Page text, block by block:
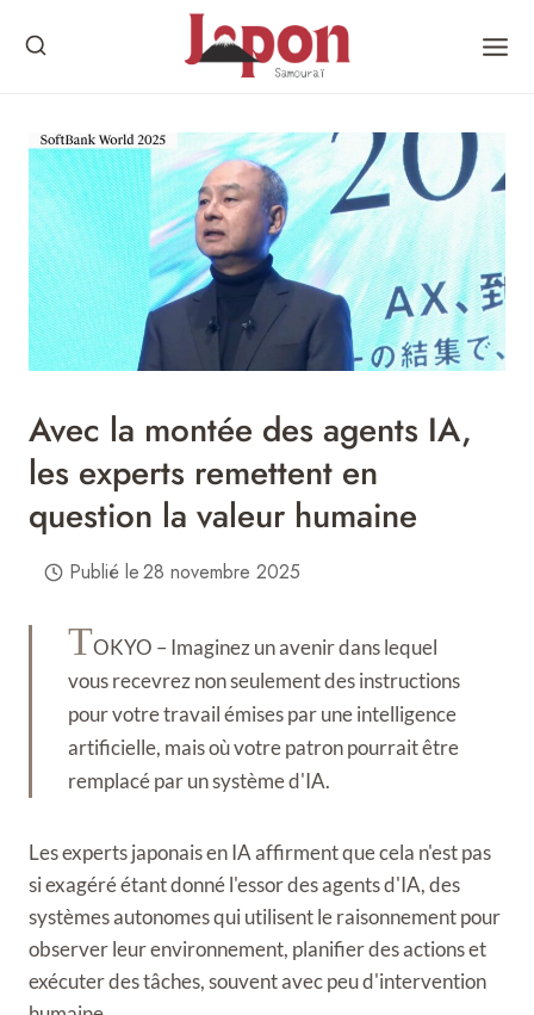
Avec la montée des agents IA,
les experts remettent en
question la valeur humaine
Publié le28 novembre 2025
TOKYO – Imaginez un avenir dans lequel
vous recevrez non seulement des instructions
pour votre travail émises par une intelligence
artificielle, mais où votre patron pourrait être
remplacé par un système d'IA.
Les experts japonais en IA affirment que cela n'est pas
si exagéré étant donné l'essor des agents d'IA, des
systèmes autonomes qui utilisent le raisonnement pour
observer leur environnement, planifier des actions et
exécuter des tâches, souvent avec peu d'intervention